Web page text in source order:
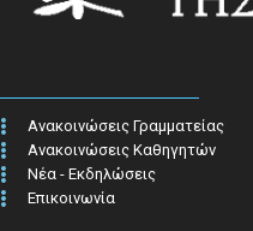
Ανακοινώσεις Γραμματείας
Ανακοινώσεις Καθηγητών
Νέα - Εκδηλώσεις
Επικοινωνία